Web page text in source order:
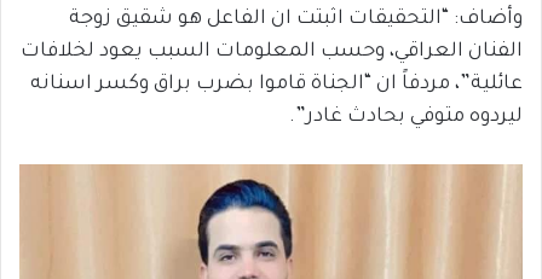
وأضاف: “التحقيقات اثبتت ان الفاعل هو شقيق زوجة
الفنان العراقي، وحسب المعلومات السبب يعود لخلافات
عائلية”، مردفاً ان “الجناة قاموا بضرب براق وكسر اسنانه
ليردوه متوفي بحادث غادر”.